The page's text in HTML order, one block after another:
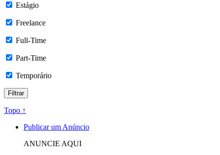
Estágio
Freelance
Full-Time
Part-Time
Temporário
Topo ↑
Publicar um Anúncio
ANUNCIE AQUI